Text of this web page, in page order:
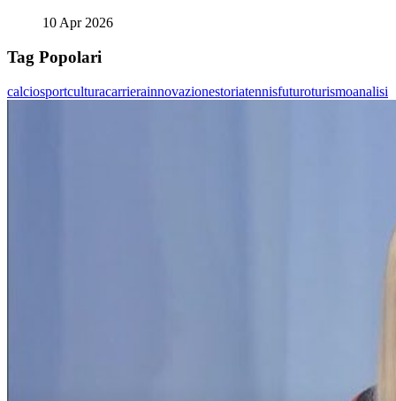
10 Apr 2026
Tag Popolari
calciosportculturacarrierainnovazionestoriatennisfuturoturismoanalisi